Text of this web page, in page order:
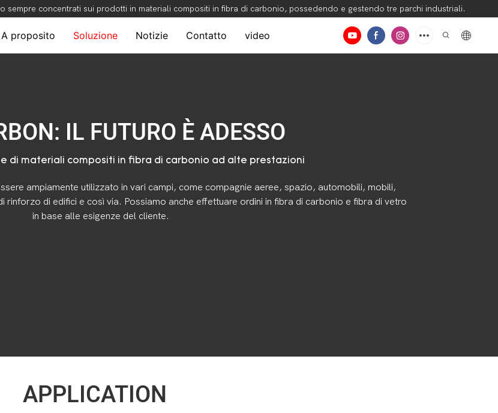
concentrati sui prodotti in materiali compositi in fibra di carbonio, possedendo e gestendo tre parchi industriali.
A proposito Soluzione Notizie Contatto video
IL FUTURO È ADESSO
di materiali compositi in fibra di carbonio ad alte prestazioni
ampiamente utilizzato in vari campi, come compagnie aeree, spazio, automobili, mobili,
di edifici e così via. Possiamo anche effettuare ordini in fibra di carbonio e fibra di vetro
in base alle esigenze del cliente.
APPLICATION